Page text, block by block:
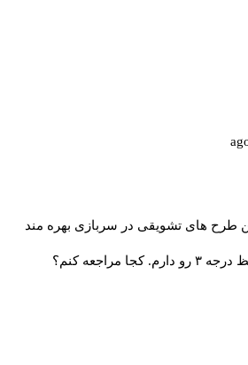
های تشویقی در سربازی بهره مند
کنم؟